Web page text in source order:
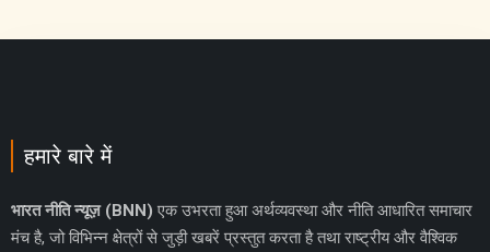
हमारे बारे में
भारत नीति न्यूज़ (BNN) एक उभरता हुआ अर्थव्यवस्था और नीति आधारित समाचार
मंच है, जो विभिन्न क्षेत्रों से जुड़ी खबरें प्रस्तुत करता है तथा राष्ट्रीय और वैश्विक